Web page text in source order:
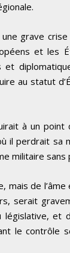
grave
et les
au statut
à un
il perdrait sa
militaire sans
de l’âme
serait
législative,
le contrôle